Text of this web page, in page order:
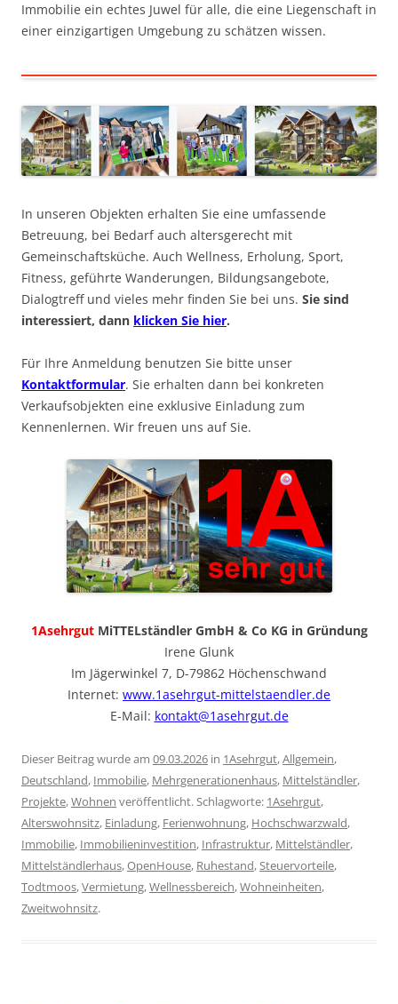
Immobilie ein echtes Juwel für alle, die eine Liegenschaft in
einer einzigartigen Umgebung zu schätzen wissen.
In unseren Objekten erhalten Sie eine umfassende
Betreuung, bei Bedarf auch altersgerecht mit
Gemeinschaftsküche. Auch Wellness, Erholung, Sport,
Fitness, geführte Wanderungen, Bildungsangebote,
Dialogtreff und vieles mehr finden Sie bei uns. Sie sind
interessiert, dann klicken Sie hier.
Für Ihre Anmeldung benutzen Sie bitte unser
Kontaktformular. Sie erhalten dann bei konkreten
Verkaufsobjekten eine exklusive Einladung zum
Kennenlernen. Wir freuen uns auf Sie.
1AsehrgutMiTTELständler GmbH & Co KG in Gründung
Irene Glunk
Im Jägerwinkel 7, D-79862 Höchenschwand
Internet: www.1asehrgut-mittelstaendler.de
E-Mail: kontakt@1asehrgut.de
Dieser Beitrag wurde am 09.03.2026 in 1Asehrgut,Allgemein,
Deutschland, Immobilie, Mehrgenerationenhaus, Mittelständler,
Projekte,Wohnen veröffentlicht. Schlagworte: 1Asehrgut,
Alterswohnsitz, Einladung, Ferienwohnung, Hochschwarzwald,
Immobilie, Immobilieninvestition, Infrastruktur, Mittelständler,
Mittelständlerhaus,OpenHouse, Ruhestand,Steuervorteile,
Todtmoos,Vermietung,Wellnessbereich,Wohneinheiten,
Zweitwohnsitz.